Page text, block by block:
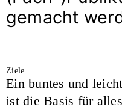
gemacht
Ziele
Ein buntes und
ist die Basis für